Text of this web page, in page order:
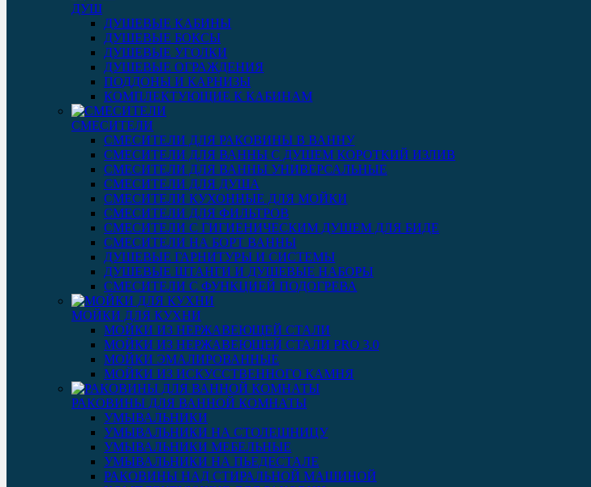
ДУШ
ДУШЕВЫЕ КАБИНЫ
ДУШЕВЫЕ БОКСЫ
ДУШЕВЫЕ УГОЛКИ
ДУШЕВЫЕ ОГРАЖДЕНИЯ
ПОДДОНЫ И КАРНИЗЫ
КОМПЛЕКТУЮЩИЕ К КАБИНАМ
СМЕСИТЕЛИ
СМЕСИТЕЛИ ДЛЯ РАКОВИНЫ В ВАННУ
СМЕСИТЕЛИ ДЛЯ ВАННЫ С ДУШЕМ КОРОТКИЙ ИЗЛИВ
СМЕСИТЕЛИ ДЛЯ ВАННЫ УНИВЕРСАЛЬНЫЕ
СМЕСИТЕЛИ ДЛЯ ДУША
СМЕСИТЕЛИ КУХОННЫЕ ДЛЯ МОЙКИ
СМЕСИТЕЛИ ДЛЯ ФИЛЬТРОВ
СМЕСИТЕЛИ С ГИГИЕНИЧЕСКИМ ДУШЕМ ДЛЯ БИДЕ
СМЕСИТЕЛИ НА БОРТ ВАННЫ
ДУШЕВЫЕ ГАРНИТУРЫ И СИСТЕМЫ
ДУШЕВЫЕ ШТАНГИ И ДУШЕВЫЕ НАБОРЫ
СМЕСИТЕЛИ С ФУНКЦИЕЙ ПОДОГРЕВА
МОЙКИ ДЛЯ КУХНИ
МОЙКИ ИЗ НЕРЖАВЕЮЩЕЙ СТАЛИ
МОЙКИ ИЗ НЕРЖАВЕЮЩЕЙ СТАЛИ PRO 3.0
МОЙКИ ЭМАЛИРОВАННЫЕ
МОЙКИ ИЗ ИСКУССТВЕННОГО КАМНЯ
РАКОВИНЫ ДЛЯ ВАННОЙ КОМНАТЫ
УМЫВАЛЬНИКИ
УМЫВАЛЬНИКИ НА СТОЛЕШНИЦУ
УМЫВАЛЬНИКИ МЕБЕЛЬНЫЕ
УМЫВАЛЬНИКИ НА ПЬЕДЕСТАЛЕ
РАКОВИНЫ НАД СТИРАЛЬНОЙ МАШИНОЙ